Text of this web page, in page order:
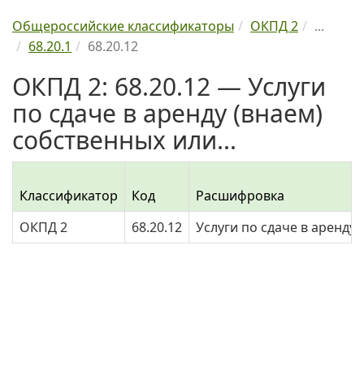
Общероссийские классификаторы ОКПД 2
...
68.20.1
68.20.12
ОКПД 2: 68.20.12 — Услуги
по сдаче в аренду (внаем)
собственных или...
Классификатор Код
Расшифровка
ОКПД 2
68.20.12 Услуги по сдаче в